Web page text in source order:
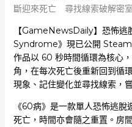
斷迎來死亡 尋找線索破解密
【GameNewsDaily】恐怖
Syndrome》現已公開 Steam
作品以 60 秒時間循環為核心
角，在每次死亡後重新回到循
現象、記住變化並尋找線索，
《60病》是一款單人恐怖逃
死亡，時間亦會隨之重置。房